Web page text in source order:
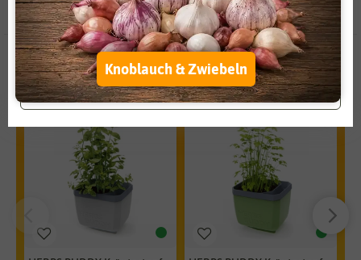
Unsere Empfehlungen
Alle akzeptieren
Alle ablehnen
Auswahl akzeptieren
Knoblauch & Zwiebeln